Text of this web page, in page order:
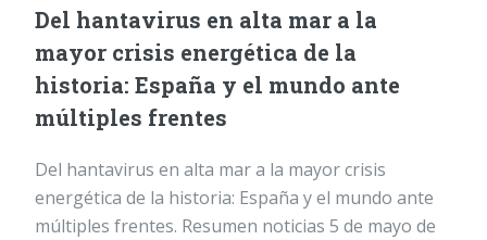
Del hantavirus en alta mar a la
mayor crisis energética de la
historia: España y el mundo ante
múltiples frentes
Del hantavirus en alta mar a la mayor crisis
energética de la historia: España y el mundo ante
múltiples frentes. Resumen noticias 5 de mayo de